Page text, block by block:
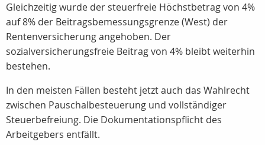
Gleichzeitig wurde der steuerfreie Höchstbetrag von 4%
auf 8% der Beitragsbemessungsgrenze (West) der
Rentenversicherung angehoben. Der
sozialversicherungsfreie Beitrag von 4% bleibt weiterhin
bestehen.
In den meisten Fällen besteht jetzt auch das Wahlrecht
zwischen Pauschalbesteuerung und vollständiger
Steuerbefreiung. Die Dokumentationspflicht des
Arbeitgebers entfällt.